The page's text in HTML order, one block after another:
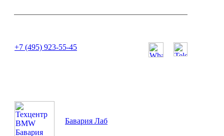
+7 (495) 923-55-45
Бавария Лаб